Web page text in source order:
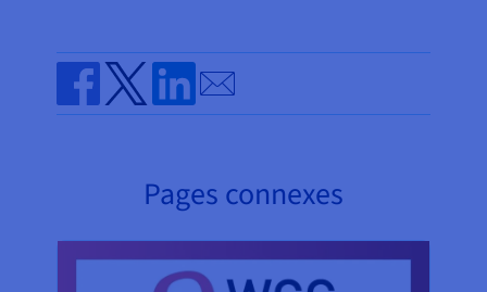
Share on Facebook
Share on Twitter
Share on Linkedin
Send by email
Pages connexes